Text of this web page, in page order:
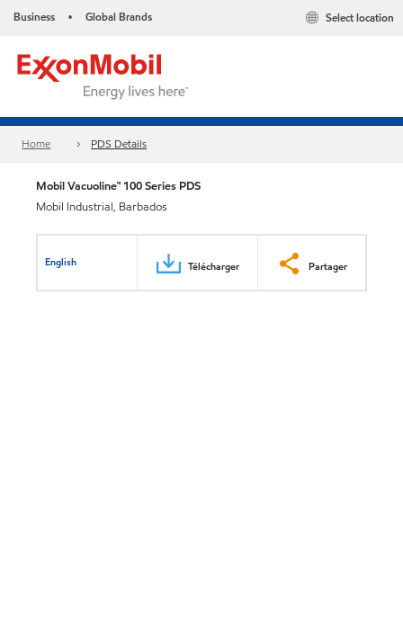
Business • Global Brands Select location
Home PDS Details
Mobil Vacuoline™ 100 Series PDS
Mobil Industrial, Barbados
English Télécharger Partager